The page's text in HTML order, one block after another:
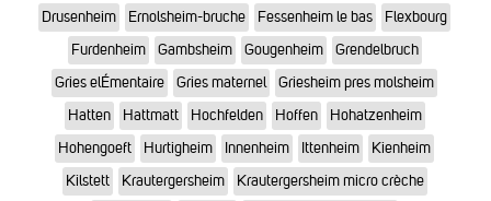
Drusenheim
Ernolsheim-bruche Fessenheim le bas
Flexbourg
Furdenheim
Gambsheim Gougenheim
Grendelbruch
Gries elÉmentaire
Gries maternel
Griesheim pres molsheim
Hatten
Hattmatt Hochfelden Hoffen
Hohatzenheim
Hohengoeft
Hurtigheim Innenheim Ittenheim
Kienheim
Kilstett
Krautergersheim Krautergersheim micro crèche